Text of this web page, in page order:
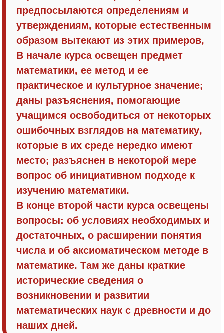
предпосылаются определениям и
утверждениям, которые естественным
образом вытекают из этих примеров,
В начале курса освещен предмет
математики, ее метод и ее
практическое и культурное значение;
даны разъяснения, помогающие
учащимся освободиться от некоторых
ошибочных взглядов на математику,
которые в их среде нередко имеют
место; разъяснен в некоторой мере
вопрос об инициативном подходе к
изучению математики.
В конце второй части курса освещены
вопросы: об условиях необходимых и
достаточных, о расширении понятия
числа и об аксиоматическом методе в
математике. Там же даны краткие
исторические сведения о
возникновении и развитии
математических наук с древности и до
наших дней.